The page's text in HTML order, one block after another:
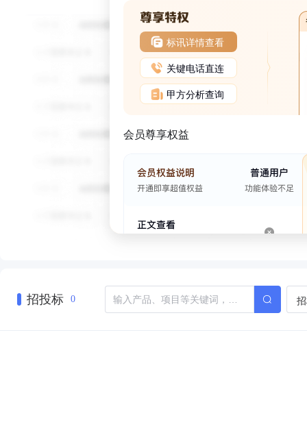
标讯详情查看
关键电话直连
甲方分析查询
会员尊享权益
招投标 0